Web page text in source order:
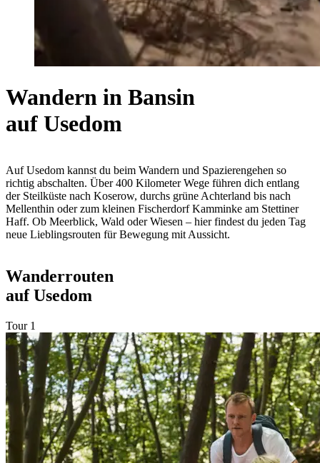
Wandern in Bansin
auf Usedom
AufUsedom kannst du beim Wandern und Spazierengehen so
richtig abschalten. Über400 Kilometer Wege führen dich entlang
der Steilküste nach Koserow, durchs grüne Achterland bis nach
Mellenthin oder zum kleinen FischerdorfKamminke am Stettiner
Haff. Ob Meerblick, Wald oder Wiesen – hier findest du jeden Tag
neue Lieblingsrouten für Bewegung mit Aussicht.
Wanderrouten
auf Usedom
Tour 1